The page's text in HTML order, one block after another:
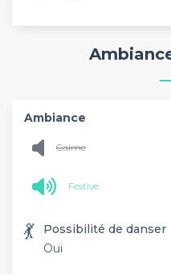
Ambiance
Calme
Festive
💃
Possibilité de danser
Oui